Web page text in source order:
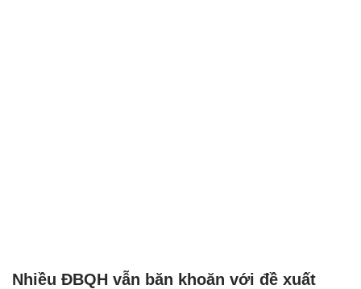
Nhiều ĐBQH vẫn băn khoăn với đề xuất